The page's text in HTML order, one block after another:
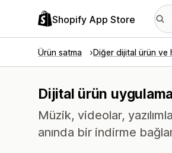
Shopify App Store
Ürün satma Diğer dijital ürün ve
Dijital ürün
Müzik, videolar,
anında bir indirme